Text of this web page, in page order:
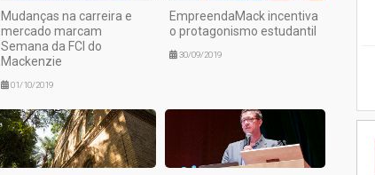
Mudanças na carreira e
mercado marcam
Semana da FCI do
Mackenzie
01/10/2019
EmpreendaMack incentiva
o protagonismo estudantil
30/09/2019